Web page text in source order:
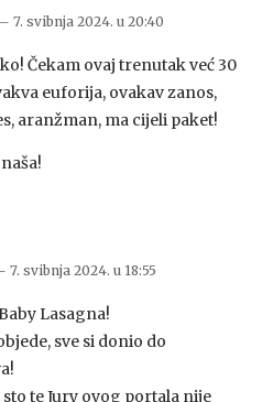
7. svibnja 2024. u 20:40
Čekam ovaj trenutak već 30
euforija, ovakav zanos,
aranžman, ma cijeli paket!
7. svibnja 2024. u 18:55
Lasagna!
sve si donio do
te Jury ovog portala nije